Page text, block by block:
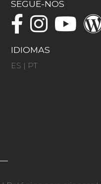
SEGUE-NOS
IDIOMAS
ES | PT